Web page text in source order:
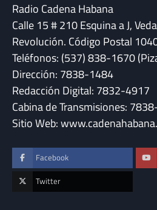
Radio Cadena Habana
Calle 15 # 210 Esquina a J,
Revolución. Código Postal
Teléfonos: (537) 838-1670
Dirección: 7838-1484
Redacción Digital: 7832-4917
Cabina de Transmisiones:
Sitio Web:
Facebook
Twitter